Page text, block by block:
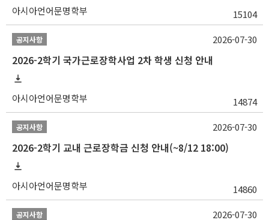
아시아언어문명학부 15104
공지사항
2026-2학기 국가근로장학사업 2차 학생 신청 안내
아시아언어문명학부 14874
2026-07-30
공지사항
2026-2학기 교내 근로장학금 신청 안내(~8/12 18:00)
아시아언어문명학부 14860
2026-07-30
공지사항 2026-07-30